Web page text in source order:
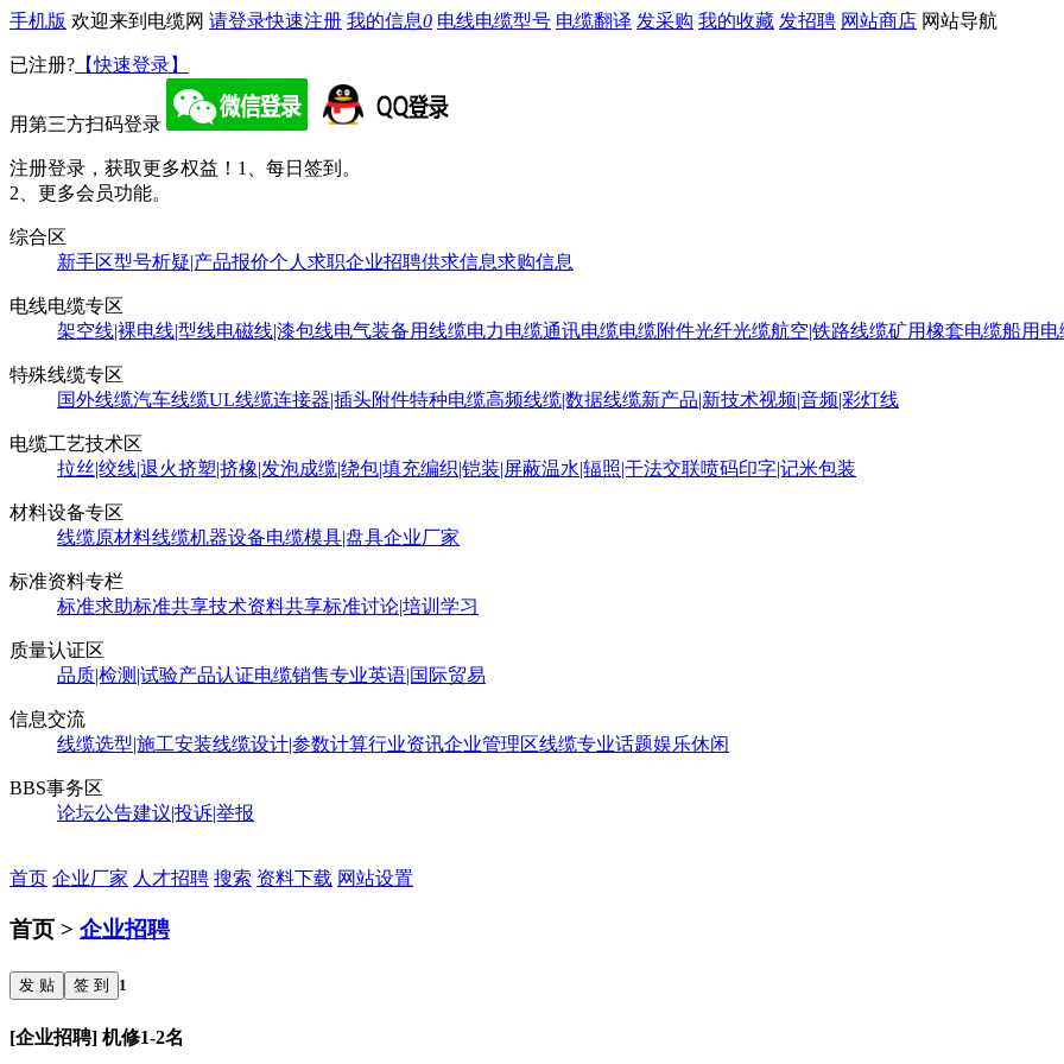
手机版 欢迎来到电缆网 请登录快速注册 我的信息0 电线电缆型号 电缆翻译 发采购 我的收藏 发招聘 网站商店 网站导航
已注册? 【快速登录】
用第三方扫码登录
注册登录，获取更多权益！ 1、每日签到。
2、更多会员功能。
综合区
新手区型号析疑|产品报价个人求职企业招聘供求信息求购信息
电线电缆专区
架空线|裸电线|型线电磁线|漆包线电气装备用线缆电力电缆通讯电缆电缆附件光纤光缆航空|铁路线缆矿用橡套电缆船用电
特殊线缆专区
国外线缆汽车线缆UL线缆连接器|插头附件特种电缆高频线缆|数据线缆新产品|新技术视频|音频|彩灯线
电缆工艺技术区
拉丝|绞线|退火挤塑|挤橡|发泡成缆|绕包|填充编织|铠装|屏蔽温水|辐照|干法交联喷码印字|记米包装
材料设备专区
线缆原材料线缆机器设备电缆模具|盘具企业厂家
标准资料专栏
标准求助标准共享技术资料共享标准讨论|培训学习
质量认证区
品质|检测|试验产品认证电缆销售专业英语|国际贸易
信息交流
线缆选型|施工安装线缆设计|参数计算行业资讯企业管理区线缆专业话题娱乐休闲
BBS事务区
论坛公告建议|投诉|举报
首页 企业厂家 人才招聘 搜索 资料下载 网站设置
首页 > 企业招聘
发 贴 签 到 1
[企业招聘] 机修1-2名